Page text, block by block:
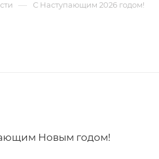
— С Наступающим 2026 годом!
Новым годом!